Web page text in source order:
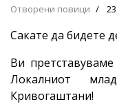
Отворени повици
Сакате да бидете
Ви
Локалниот
Кривогаштани!